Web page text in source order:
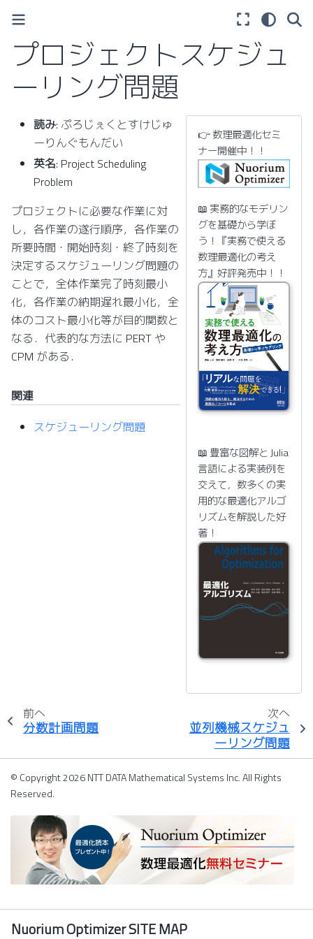
プロジェクトスケジュ
ーリング問題
👉 数理最適化セミ
ナー開催中！！
📖 実務的なモデリン
グを基礎から学ぼ
う！『実務で使える
数理最適化の考え
方』好評発売中！！
📖 豊富な図解と Julia
言語による実装例を
交えて，数多くの実
用的な最適化アルゴ
リズムを解説した好
著！
読み: ぷろじぇくとすけじゅ
ーりんぐもんだい
英名: Project Scheduling
Problem
プロジェクトに必要な作業に対
し，各作業の遂行順序，各作業の
所要時間・開始時刻・終了時刻を
決定するスケジューリング問題の
ことで，全体作業完了時刻最小
化，各作業の納期遅れ最小化，全
体のコスト最小化等が目的関数と
なる．代表的な方法に PERT や
CPM がある．
関連
スケジューリング問題
前へ
分数計画問題
次へ
並列機械スケジュ
ーリング問題
© Copyright 2026 NTT DATA Mathematical Systems Inc. All Rights
Reserved.
Nuorium Optimizer SITE MAP